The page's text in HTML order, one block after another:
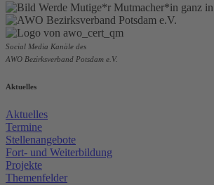
Social Media Kanäle des
AWO Bezirksverband Potsdam e.V.
Aktuelles
Aktuelles
Termine
Stellenangebote
Fort- und Weiterbildung
Projekte
Themenfelder